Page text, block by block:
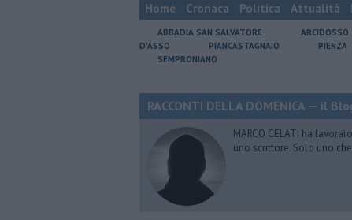
Home Cronaca Politica Attualità
ABBADIA SAN SALVATORE ARCIDOSSO
D'ASSO
PIANCASTAGNAIO PIENZA
SEMPRONIANO
RACCONTI DELLA DOMENICA — il
MARCO CELATI ha
uno scrittore. Solo uno